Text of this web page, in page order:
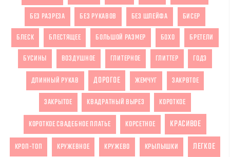
БЕЗ РАЗРЕЗА БЕЗ РУКАВОВ БЕЗ ШЛЕЙФА БИСЕР
БЛЕСК БЛЕСТЯЩЕЕ БОЛЬШОЙ РАЗМЕР БОХО БРЕТЕЛИ
БУСИНЫ ВОЗДУШНОЕ ГЛИТЕРНОЕ ГЛИТТЕР ГОДЭ
ДЛИННЫЙ РУКАВ ДОРОГОЕ ЖЕМЧУГ ЗАКРВТОЕ
ЗАКРЫТОЕ КВАДРАТНЫЙ ВЫРЕЗ КОРОТКОЕ
КОРОТКОЕ СВАДЕБНОЕ ПЛАТЬЕ КОРСЕТНОЕ КРАСИВОЕ
КРОП-ТОП КРУЖЕВНОЕ КРУЖЕВО КРЫЛЫШКИ ЛЕГКОЕ